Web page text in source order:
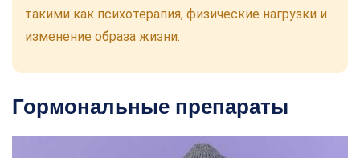
такими как психотерапия, физические нагрузки и
изменение образа жизни.
Гормональные препараты